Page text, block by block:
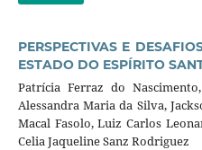
PERSPECTIVAS E
ESTADO DO ESPÍRITO
Patrícia Ferraz do
Alessandra Maria da Silva,
Macal Fasolo, Luiz Carlos
Celia Jaqueline Sanz Rodriguez